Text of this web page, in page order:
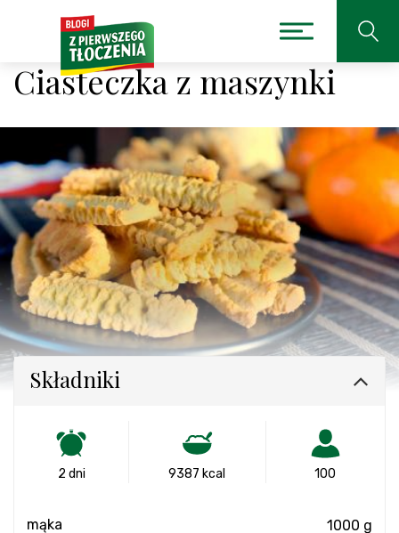
Ciasteczka z maszynki
Składniki
2 dni 9387 kcal 100
mąka 1000 g